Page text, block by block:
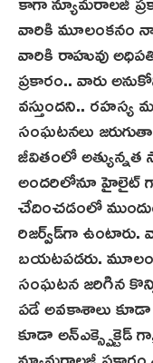
వారికి మూలంకనం
వారికి రాహువు
ప్ర‌కారం.. వారు
వస్తుందని..
సంఘటనలు
జీవితంలో అత్యున్నత
అందరిలోనూ హైలైట్
చేదించడంలో
రిజ‌ర్వ్‌డ్‌గా ఉంటారు.
బయటపడరు.
సంఘటన జరిగిన
పడే అవకాశాలు
కూడా అన్ఎక్స్పెక్టెడ్